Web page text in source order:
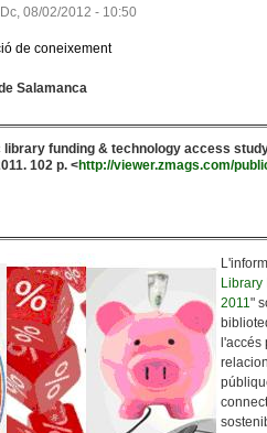
Dc, 08/02/2012 - 10:50
de coneixement
Salamanca
library funding & technology access
102 p. <http://viewer.zmags.com/
Library
2011"